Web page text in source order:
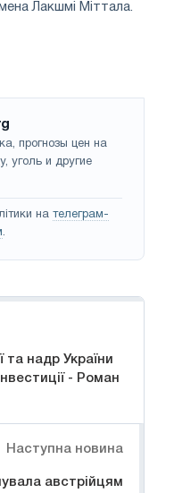
Лакшмі Міттала.
прогнозы цен на
уголь и другие
на телеграм-
.
та надр України
- Роман
Наступна новина
австрійцям